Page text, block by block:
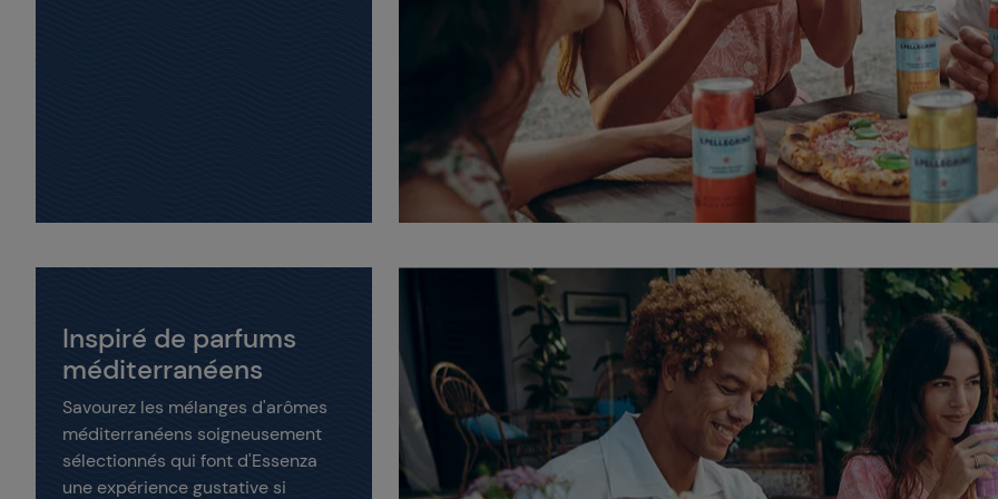
Inspiré de parfums
méditerranéens
Savourez les mélanges d'arômes
méditerranéens soigneusement
sélectionnés qui font d'Essenza
une expérience gustative si